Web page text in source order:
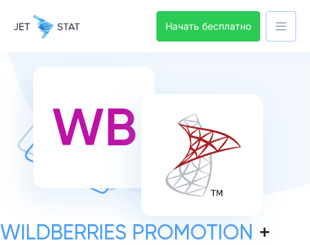
Начать бесплатно
WILDBERRIES PROMOTION +